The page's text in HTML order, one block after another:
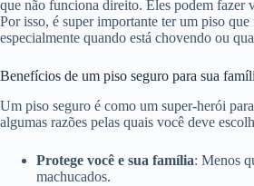
que não funciona direito. Eles podem fazer
Por isso, é super importante ter um piso que
especialmente quando está chovendo ou
Benefícios de um piso seguro para sua
Um piso seguro é como um super-herói
algumas razões pelas quais você deve
Protege você e sua família: Menos
machucados.